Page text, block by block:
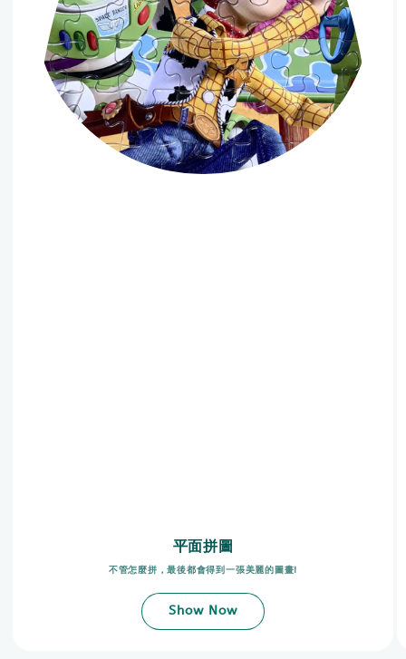
平面拼圖
不管怎麼拼，最後都會得到一張美麗的圖畫!
Show Now